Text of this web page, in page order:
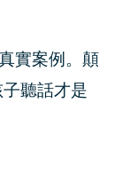
實案例。顛
聽話才是